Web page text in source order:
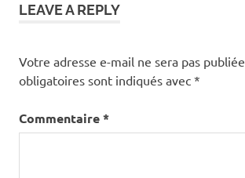
LEAVE A REPLY
Votre adresse e-mail ne sera pas publiée.
obligatoires sont indiqués avec *
Commentaire*